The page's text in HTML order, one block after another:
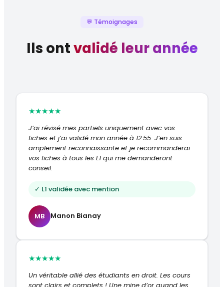
💬 Témoignages
Ils ontvalidé leur année
★★★★★
J’ai révisé mes partiels uniquement avec vos
fiches et j’ai validé mon année à 12.55. J’en suis
amplement reconnaissante et je recommanderai
vos fiches à tous les L1 qui me demanderont
conseil.
✓ L1 validée avec mention
MB Manon Bianay
★★★★★
Un véritable allié des étudiants en droit. Les cours